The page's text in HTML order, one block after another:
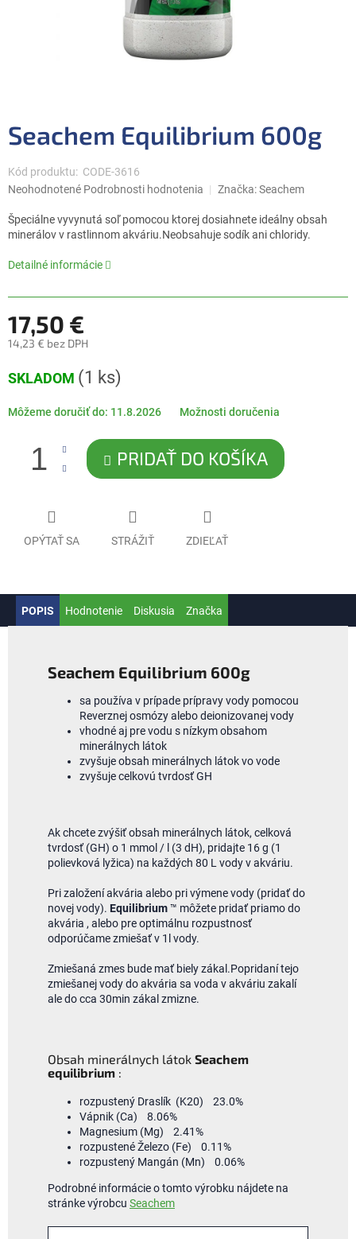
Seachem Equilibrium 600g
Kód produktu: CODE-3616
Priemerné
produktu
je
z
hviezdičiek.
Neohodnotené Podrobnosti hodnotenia Značka:Seachem
Špeciálne vyvynutá soľ pomocou ktorej dosiahnete ideálny obsah
minerálov v rastlinnom akváriu.Neobsahuje sodík ani chloridy.
Detailné informácie
17,50 €
14,23 € bez DPH
cena:
SKLADOM (1 ks)
Môžeme doručiť do: 11.8.2026 Možnosti doručenia
PRIDAŤ DO KOŠÍKA
OPÝTAŤ SA STRÁŽIŤ ZDIEĽAŤ
POPIS Hodnotenie Diskusia Značka
Seachem Equilibrium 600g
sa používa v prípade prípravy vody pomocou
Reverznej osmózy alebo deionizovanej vody
vhodné aj pre vodu s nízkym obsahom
minerálnych látok
zvyšuje obsah minerálnych látok vo vode
zvyšuje celkovú tvrdosť GH
Ak chcete zvýšiť obsah minerálnych látok, celková
tvrdosť (GH) o 1 mmol / l (3 dH), pridajte 16 g (1
polievková lyžica) na každých 80 L vody v akváriu.
Pri založení akvária alebo pri výmene vody (pridať do
novej vody). Equilibrium™ môžete pridať priamo do
akvária , alebo pre optimálnu rozpustnosť
odporúčame zmiešať v 1l vody.
Zmiešaná zmes bude mať biely zákal.Popridaní tejo
zmiešanej vody do akvária sa voda v akváriu zakalí
ale do cca 30min zákal zmizne.
Obsah minerálnych látok Seachem
equilibrium :
rozpustený Draslík (K20) 23.0%
Vápnik (Ca) 8.06%
Magnesium (Mg) 2.41%
rozpustené Železo (Fe) 0.11%
rozpustený Mangán (Mn) 0.06%
Podrobné informácie o tomto výrobku nájdete na
stránke výrobcu Seachem